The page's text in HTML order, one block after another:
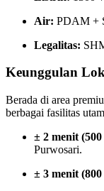
Air: PDAM +
Legalitas:
Keunggulan
Berada di area
berbagai fasilitas
± 2 menit
Purwosari.
± 3 menit